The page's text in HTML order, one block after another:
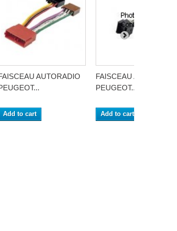
AUTORADIO
Add to cart
FAISCEAU
PEUGEOT...
Add to cart